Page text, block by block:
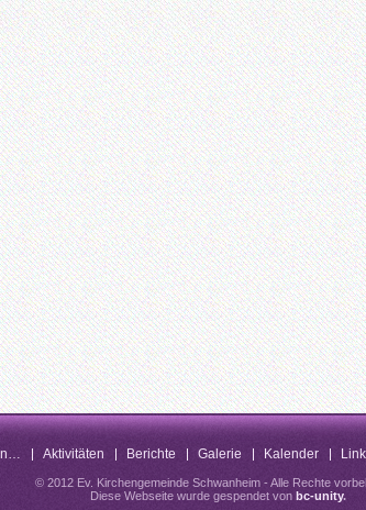
Aktivitäten Berichte Galerie Kalender
© 2012 Ev. Kirchengemeinde Schwanheim - Alle Rechte
Diese Webseite wurde gespendet von bc-unity.